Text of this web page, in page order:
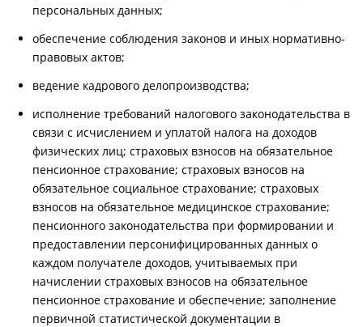
персональных данных;
обеспечение соблюдения законов и иных нормативно-
правовых актов;
ведение кадрового делопроизводства;
исполнение требований налогового законодательства в
связи с исчислением и уплатой налога на доходов
физических лиц; страховых взносов на обязательное
пенсионное страхование; страховых взносов на
обязательное социальное страхование; страховых
взносов на обязательное медицинское страхование;
пенсионного законодательства при формировании и
предоставлении персонифицированных данных о
каждом получателе доходов, учитываемых при
начислении страховых взносов на обязательное
пенсионное страхование и обеспечение; заполнение
первичной статистической документации в